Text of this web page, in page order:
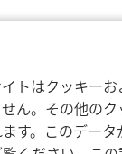
トはクッキー
ん。その他の
す。このデー